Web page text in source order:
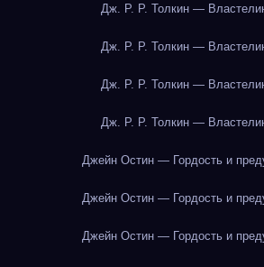
Дж. Р. Р. Толкин —
Дж. Р. Р. Толкин —
Дж. Р. Р. Толкин —
Дж. Р. Р. Толкин —
Джейн Остин — Гордость и
Джейн Остин — Гордость и
Джейн Остин — Гордость и